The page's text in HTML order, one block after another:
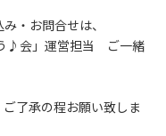
・お問合せは、
♪会」運営担当 ご一緒
了承の程お願い致しま